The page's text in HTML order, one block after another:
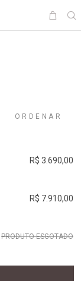
ORDENAR
R$ 3.690,00
R$ 7.910,00
PRODUTO ESGOTADO